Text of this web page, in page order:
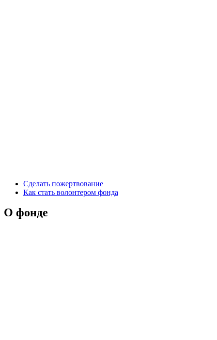
Сделать пожертвование
Как стать волонтером фонда
О фонде